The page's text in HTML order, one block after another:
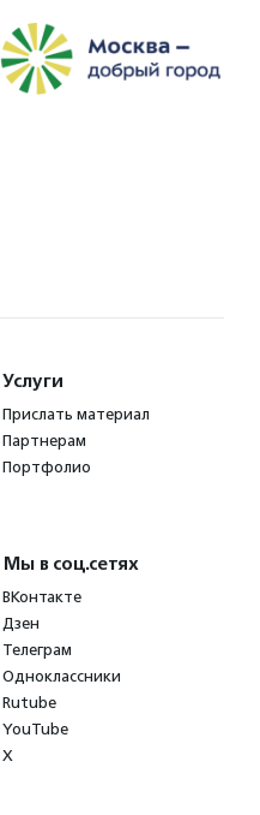
Услуги
Прислать материал
Партнерам
Портфолио
Мы в соц.сетях
ВКонтакте
Дзен
Телеграм
Одноклассники
Rutube
YouTube
X